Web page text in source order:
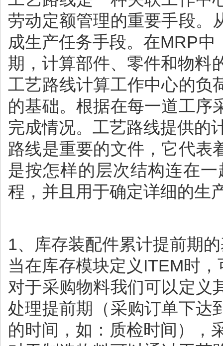
劳动定额管理的重要手段。
成生产任务手段。在MRP
期，计算部件、零件和物料
工艺路线计算工作中心的负
的基础。根据在每一道工序
完成情况。工艺路线提供的
路线是重要的文件，它代表
是按怎样的层次结构连在
程，并且用于确定详细的生
1、库存装配件累计提前期
当在库存模块定义ITEM时
对于采购物料我们可以定义
处理提前期（采购订单下达
的时间，如：质检时间），